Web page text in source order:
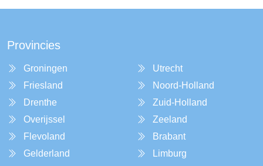
Provincies
Groningen
Friesland
Drenthe
Overijssel
Flevoland
Gelderland
Utrecht
Noord-Holland
Zuid-Holland
Zeeland
Brabant
Limburg